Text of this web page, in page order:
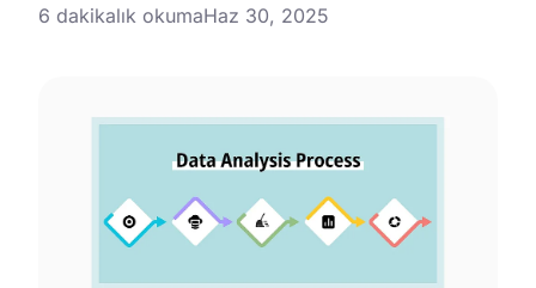
6 dakikalık okumaHaz 30, 2025